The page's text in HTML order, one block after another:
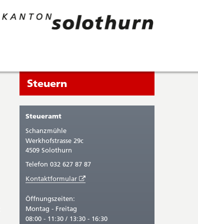
Sie
befinden
sich
gerade
in:
Steuern
Seitenleiste
Steueramt
Schanzmühle
Werkhofstrasse 29c
4509 Solothurn
Telefon 032 627 87 87
Kontaktformular
Öffnet
Öffnungszeiten:
Montag - Freitag
08:00 - 11:30 / 13:30 - 16:30